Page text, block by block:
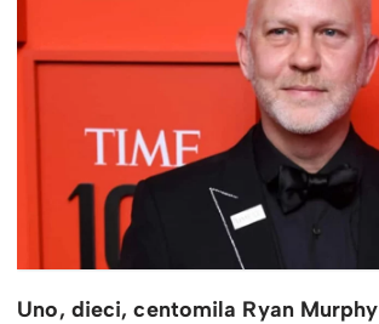
Uno, dieci, centomila Ryan Murphy